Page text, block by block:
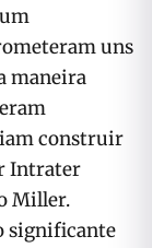
uns
maneira
construir
Intrater
Miller.
significante